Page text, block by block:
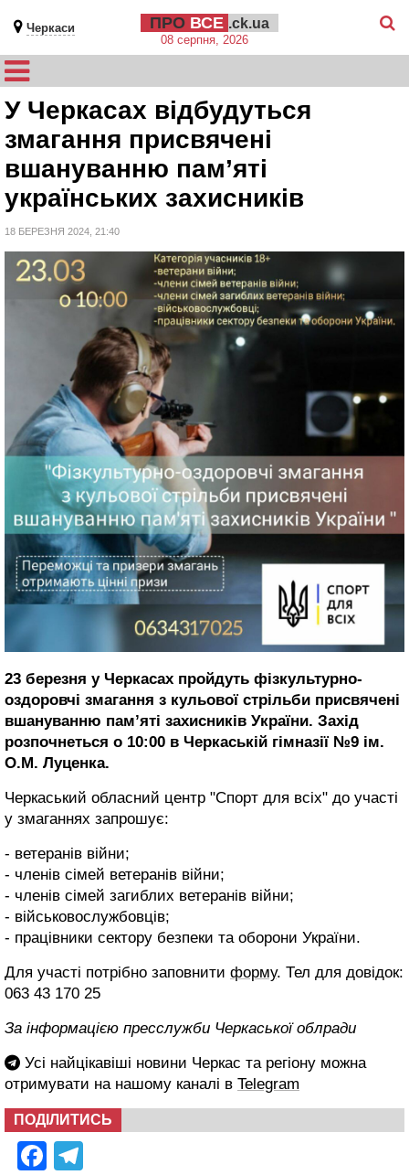
Черкаси ПРО ВСЕ .ck.ua
08 серпня, 2026
У Черкасах відбудуться
змагання присвячені
вшануванню пам’яті
українських захисників
18 БЕРЕЗНЯ 2024, 21:40
23 березня у Черкасах пройдуть фізкультурно-
оздоровчі змагання з кульової стрільби присвячені
вшануванню пам’яті захисників України. Захід
розпочнеться о 10:00 в Черкаській гімназії №9 ім.
О.М. Луценка.
Черкаський обласний центр "Спорт для всіх" до участі
у змаганнях запрошує:
- ветеранів війни;
- членів сімей ветеранів війни;
- членів сімей загиблих ветеранів війни;
- військовослужбовців;
- працівники сектору безпеки та оборони України.
Для участі потрібно заповнити форму. Тел для довідок:
063 43 170 25
За інформацією пресслужби Черкаської облради
Усі найцікавіші новини Черкас та регіону можна
отримувати на нашому каналі в Telegram
ПОДІЛИТИСЬ
Facebook